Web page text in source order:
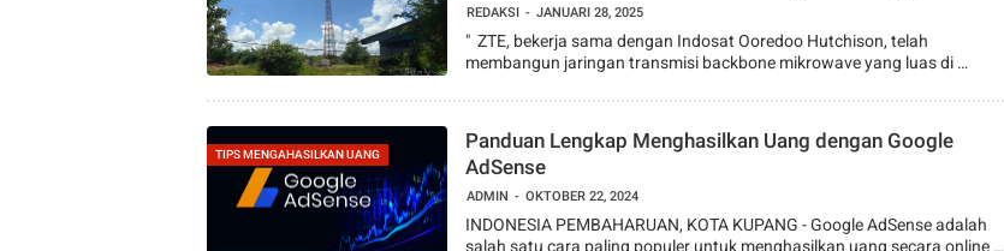
Indonesia
REDAKSI JANUARI 28, 2025
" ZTE, bekerja sama dengan Indosat Ooredoo Hutchison, telah
membangun jaringan transmisi backbone mikrowave yang luas di …
TIPS MENGAHASILKAN UANG
Panduan Lengkap Menghasilkan Uang dengan Google
AdSense
ADMIN OKTOBER 22, 2024
INDONESIA PEMBAHARUAN, KOTA KUPANG - Google AdSense adalah
salah satu cara paling populer untuk menghasilkan uang secara online …